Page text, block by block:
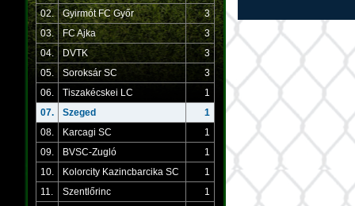
02.
Gyirmót FC Győr
3
03.
FC Ajka
3
04.
DVTK
3
05.
Soroksár SC
3
06.
Tiszakécskei LC
1
07.
Szeged
1
08.
Karcagi SC
1
09.
BVSC-Zugló
1
10.
Kolorcity Kazincbarcika SC
1
11.
Szentlőrinc
1